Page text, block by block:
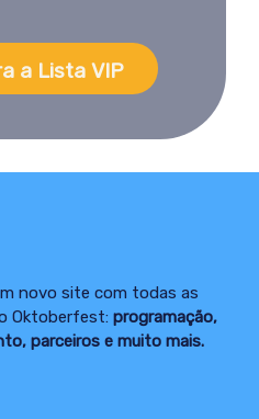
a Lista VIP
novo site com todas as
Oktoberfest: programação,
parceiros e muito mais.